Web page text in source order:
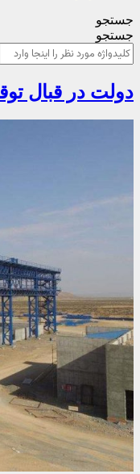
جستجو
جستجو
دولت در قبال